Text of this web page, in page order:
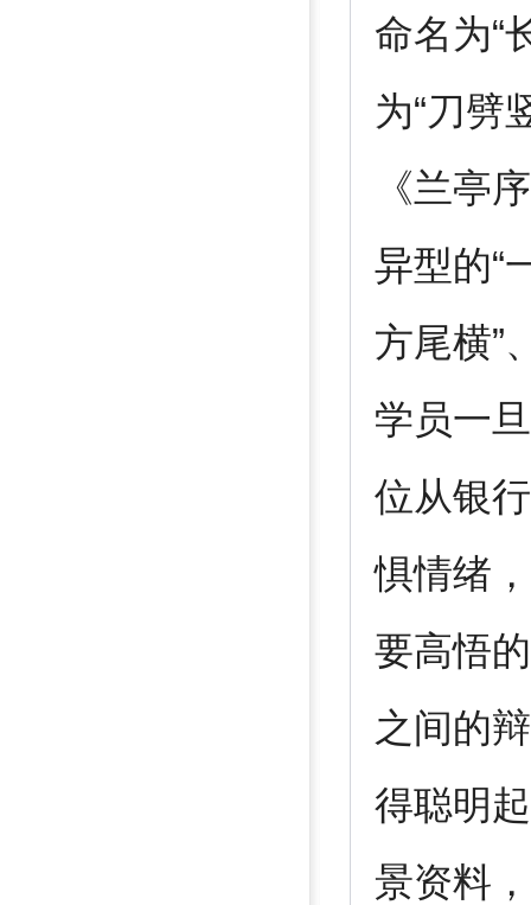
命名为“
为“刀劈
《兰亭
异型的“
方尾横”
学员一
位从银
惧情绪
要高悟
之间的
得聪明
景资料